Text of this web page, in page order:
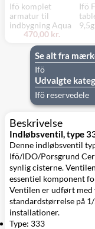
Ifö komplet
armatur til
indbygning Aqua
470,00 kr.
Ifö
9,5g
Se alt fra
Ifö
Udvalgte
Ifö reservedele
Beskrivelse
Indløbsventil, type
Denne indløbsventil
Ifö/IDO/Porsgrund
synlig cisterne.
essentiel komponent
Ventilen er udført med
standardstørrelse på
installationer.
Type: 333